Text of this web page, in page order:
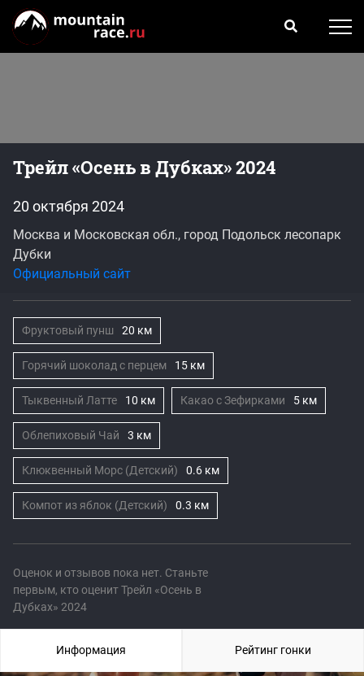
Трейл «Осень в Дубках» 2024
Оценок и отзывов пока нет. Станьте
первым, кто оценит Трейл «Осень в
Дубках» 2024
20 октября 2024
Москва и Московская обл., город Подольск лесопарк
Дубки
Официальный сайт
Фруктовый пунш 20 км
Горячий шоколад с перцем 15 км
Тыквенный Латте 10 км Какао с Зефирками 5 км
Облепиховый Чай 3 км
Клюквенный Морс (Детский) 0.6 км
Компот из яблок (Детский) 0.3 км
Информация Рейтинг гонки